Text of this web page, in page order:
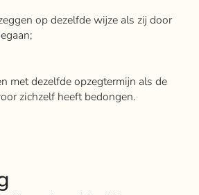
op dezelfde wijze als zij door
met dezelfde opzegtermijn als de
zichzelf heeft bedongen.